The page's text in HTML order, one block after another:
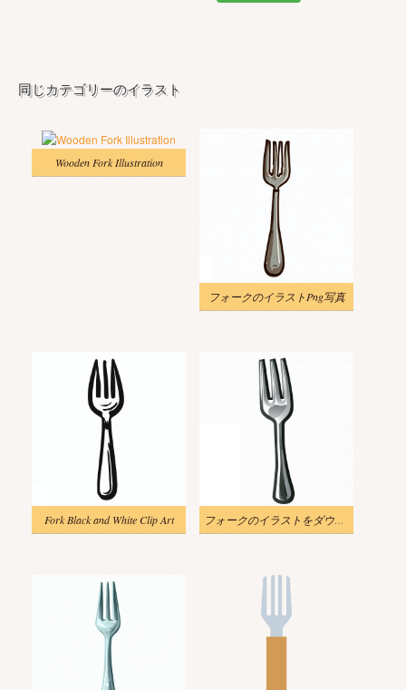
同じカテゴリーのイラスト
Wooden Fork Illustration
フォークのイラストPng写真
Fork Black and White Clip Art フォークのイラストをダウンロード